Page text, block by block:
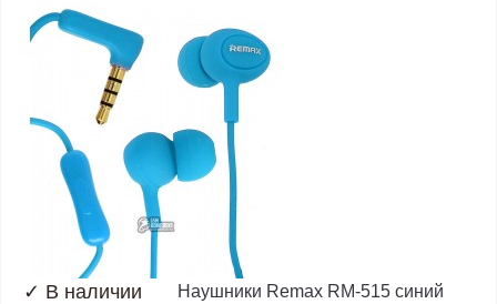
✓ В наличии Наушники Remax RM-515 синий